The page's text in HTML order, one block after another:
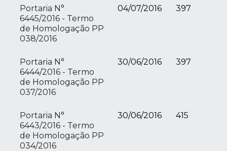
Portaria N°
6445/2016 - Termo
de Homologação PP
038/2016
04/07/2016 397
Portaria N°
6444/2016 - Termo
de Homologação PP
037/2016
30/06/2016 397
Portaria N°
6443/2016 - Termo
de Homologação PP
034/2016
30/06/2016 415